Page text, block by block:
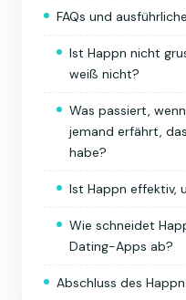
FAQs und
Ist Happn nicht
weiß nicht?
Was passiert,
jemand erfährt,
habe?
Ist Happn effektiv,
Wie schneidet
Dating-Apps ab?
Abschluss des